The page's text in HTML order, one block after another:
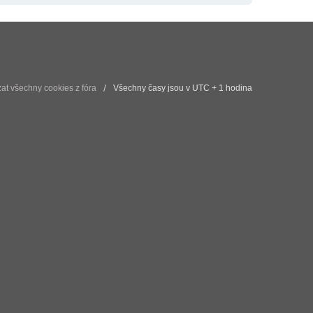
všechny cookies z fóra Všechny časy jsou v UTC + 1 hodina